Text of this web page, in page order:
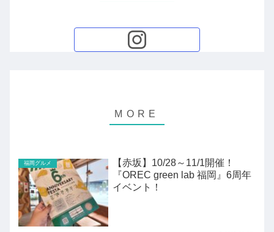
福岡グルメ
【赤坂】10/28～11/1開催！
『OREC green lab 福岡』6周年
イベント！